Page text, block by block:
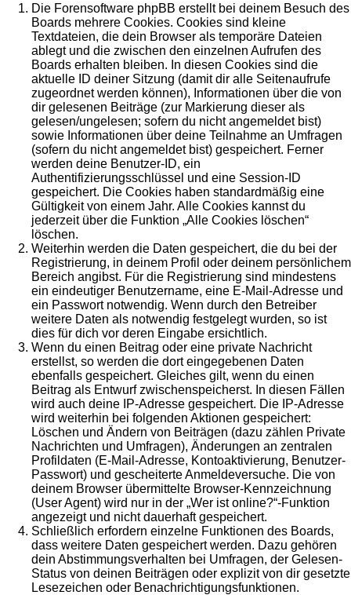
Die Forensoftware phpBB erstellt bei deinem Besuch des
Boards mehrere Cookies. Cookies sind kleine
Textdateien, die dein Browser als temporäre Dateien
ablegt und die zwischen den einzelnen Aufrufen des
Boards erhalten bleiben. In diesen Cookies sind die
aktuelle ID deiner Sitzung (damit dir alle Seitenaufrufe
zugeordnet werden können), Informationen über die von
dir gelesenen Beiträge (zur Markierung dieser als
gelesen/ungelesen; sofern du nicht angemeldet bist)
sowie Informationen über deine Teilnahme an Umfragen
(sofern du nicht angemeldet bist) gespeichert. Ferner
werden deine Benutzer-ID, ein
Authentifizierungsschlüssel und eine Session-ID
gespeichert. Die Cookies haben standardmäßig eine
Gültigkeit von einem Jahr. Alle Cookies kannst du
jederzeit über die Funktion „Alle Cookies löschen“
löschen.
Weiterhin werden die Daten gespeichert, die du bei der
Registrierung, in deinem Profil oder deinem persönlichem
Bereich angibst. Für die Registrierung sind mindestens
ein eindeutiger Benutzername, eine E-Mail-Adresse und
ein Passwort notwendig. Wenn durch den Betreiber
weitere Daten als notwendig festgelegt wurden, so ist
dies für dich vor deren Eingabe ersichtlich.
Wenn du einen Beitrag oder eine private Nachricht
erstellst, so werden die dort eingegebenen Daten
ebenfalls gespeichert. Gleiches gilt, wenn du einen
Beitrag als Entwurf zwischenspeicherst. In diesen Fällen
wird auch deine IP-Adresse gespeichert. Die IP-Adresse
wird weiterhin bei folgenden Aktionen gespeichert:
Löschen und Ändern von Beiträgen (dazu zählen Private
Nachrichten und Umfragen), Änderungen an zentralen
Profildaten (E-Mail-Adresse, Kontoaktivierung, Benutzer-
Passwort) und gescheiterte Anmeldeversuche. Die von
deinem Browser übermittelte Browser-Kennzeichnung
(User Agent) wird nur in der „Wer ist online?“-Funktion
angezeigt und nicht dauerhaft gespeichert.
Schließlich erfordern einzelne Funktionen des Boards,
dass weitere Daten gespeichert werden. Dazu gehören
dein Abstimmungsverhalten bei Umfragen, der Gelesen-
Status von deinen Beiträgen oder explizit von dir gesetzte
Lesezeichen oder Benachrichtigungsfunktionen.